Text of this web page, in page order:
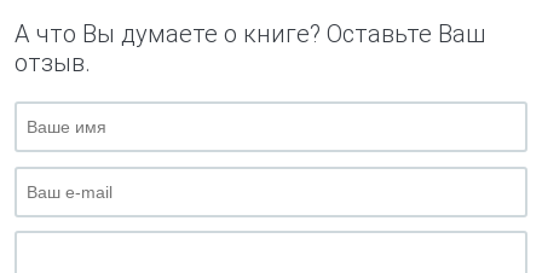
А что Вы думаете о книге? Оставьте Ваш
отзыв.